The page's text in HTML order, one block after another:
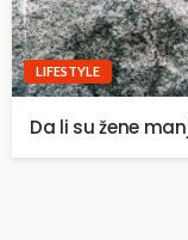
LIFESTYLE
Da li su žene